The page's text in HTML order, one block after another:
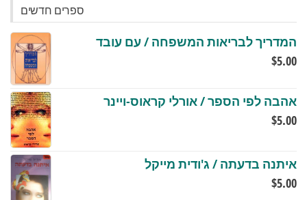
ספרים חדשים
המדריך לבריאות המשפחה / עם עובד
$5.00
אהבה לפי הספר / אורלי קראוס-ויינר
$5.00
איתנה בדעתה / ג'ודית מייקל
$5.00